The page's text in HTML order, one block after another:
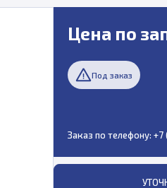
Цена по
Под заказ
Заказ по телефону: +7